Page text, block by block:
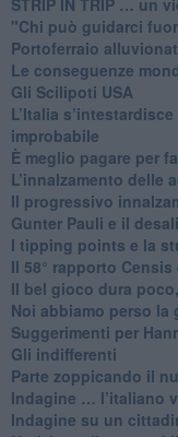
"Chi può guidarci
​Portoferraio
Le conseguenze
​Gli Scilipoti USA
L’Italia
improbabile
È meglio pagare per
​L’innalzamento delle
​Il progressivo
​Gunter Pauli e il
I tipping points e la
​Il 58° rapporto
​Il bel gioco dura
Noi abbiamo perso la
Suggerimenti per
​Gli indifferenti
Parte zoppicando il
​Indagine … l’italiano
Indagine su un